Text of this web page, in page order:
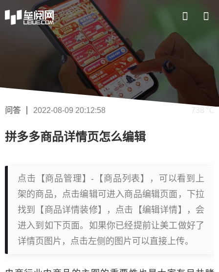
问答 2022-08-09 20:12:58 738 ℃
拼多多商品详情页怎么编辑
点击【商品管理】-【商品列表】，可以看到上
架的商品，点击编辑可进入商品编辑页面，下拉
找到【商品详情装修】，点击【编辑详情】，会
进入到如下页面。如果你已经提前让美工做好了
详情页图片，点击左侧的图片可以直接上传。